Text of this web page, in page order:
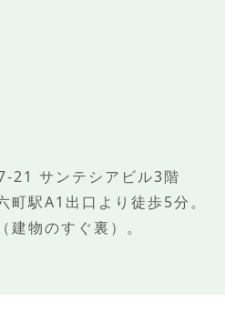
21 サンテシアビル3階
町駅A1出口より徒歩5分。
建物のすぐ裏）。